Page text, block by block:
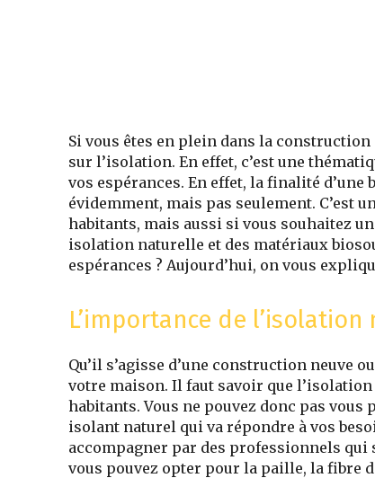
Si vous êtes en plein dans la
sur l’isolation. En effet, c’est une
vos espérances. En effet, la finalité
évidemment, mais pas seulement. C’est
habitants, mais aussi si vous souhaitez
isolation naturelle et des matériaux
espérances ? Aujourd’hui, on vous
L’importance de
Qu’il s’agisse d’une construction
votre maison. Il faut savoir que
habitants. Vous ne pouvez donc pas
isolant naturel qui va répondre à vos
accompagner par des professionnels
vous pouvez opter pour la paille, la fibre